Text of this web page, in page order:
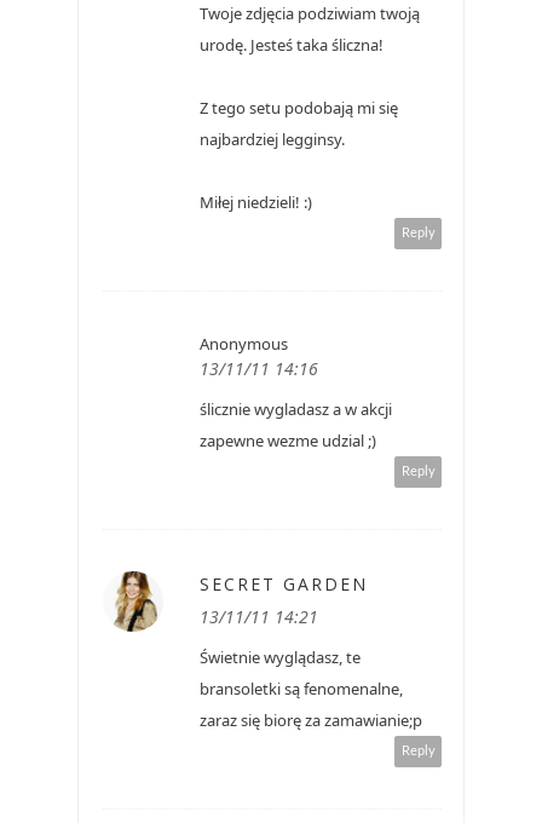
Twoje zdjęcia podziwiam twoją
urodę. Jesteś taka śliczna!
Z tego setu podobają mi się
najbardziej legginsy.
Miłej niedzieli! :)
Reply
Anonymous
13/11/11 14:16
ślicznie wygladasz a w akcji
zapewne wezme udzial ;)
Reply
SECRET GARDEN
13/11/11 14:21
Świetnie wyglądasz, te
bransoletki są fenomenalne,
zaraz się biorę za zamawianie;p
Reply